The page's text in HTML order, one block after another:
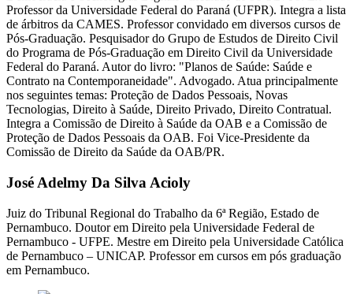
Professor da Universidade Federal do Paraná (UFPR). Integra a lista
de árbitros da CAMES. Professor convidado em diversos cursos de
Pós-Graduação. Pesquisador do Grupo de Estudos de Direito Civil
do Programa de Pós-Graduação em Direito Civil da Universidade
Federal do Paraná. Autor do livro: "Planos de Saúde: Saúde e
Contrato na Contemporaneidade". Advogado. Atua principalmente
nos seguintes temas: Proteção de Dados Pessoais, Novas
Tecnologias, Direito à Saúde, Direito Privado, Direito Contratual.
Integra a Comissão de Direito à Saúde da OAB e a Comissão de
Proteção de Dados Pessoais da OAB. Foi Vice-Presidente da
Comissão de Direito da Saúde da OAB/PR.
José Adelmy Da Silva Acioly
Juiz do Tribunal Regional do Trabalho da 6ª Região, Estado de
Pernambuco. Doutor em Direito pela Universidade Federal de
Pernambuco - UFPE. Mestre em Direito pela Universidade Católica
de Pernambuco – UNICAP. Professor em cursos em pós graduação
em Pernambuco.